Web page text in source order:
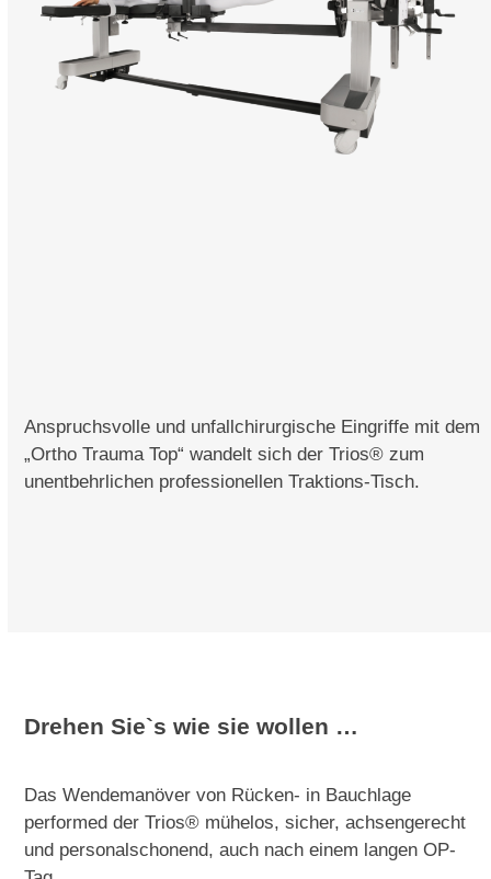
Anspruchsvolle und unfallchirurgische Eingriffe mit dem
„Ortho Trauma Top“ wandelt sich der Trios® zum
unentbehrlichen professionellen Traktions-Tisch.
Drehen Sie`s wie sie wollen …
Das Wendemanöver von Rücken- in Bauchlage
performed der Trios® mühelos, sicher, achsengerecht
und personalschonend, auch nach einem langen OP-